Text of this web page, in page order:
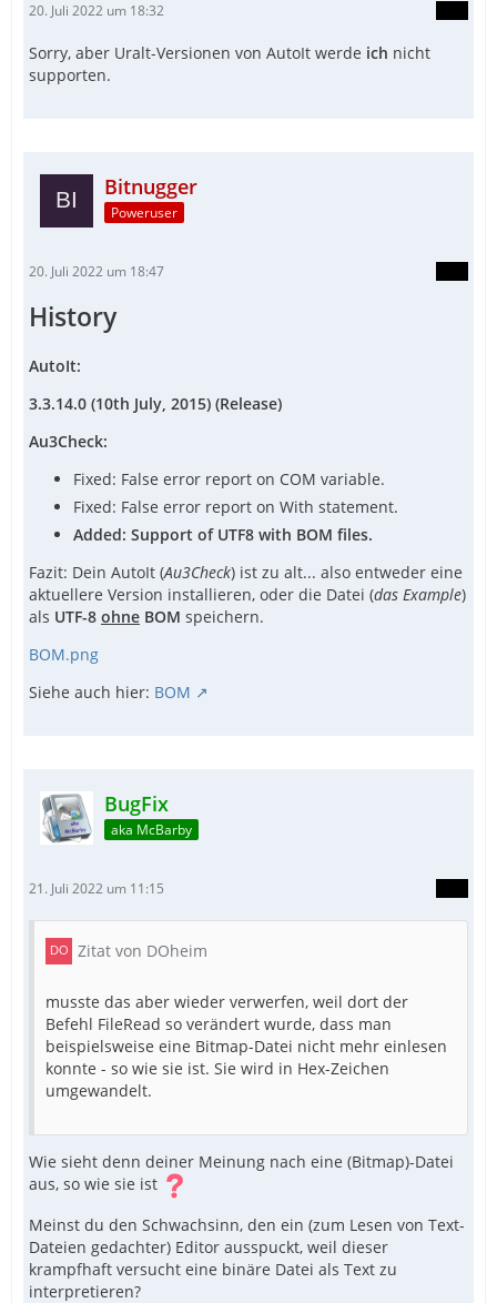
20. Juli 2022 um 18:32
Sorry, aber Uralt-Versionen von AutoIt werde ich nicht
supporten.
Bitnugger
Poweruser
20. Juli 2022 um 18:47
History
AutoIt:
3.3.14.0 (10th July, 2015) (Release)
Au3Check:
Fixed: False error report on COM variable.
Fixed: False error report on With statement.
Added: Support of UTF8 with BOM files.
Fazit: Dein AutoIt (Au3Check) ist zu alt... also entweder eine
aktuellere Version installieren, oder die Datei (das Example)
als UTF-8 ohne BOM speichern.
BOM.png
Siehe auch hier: BOM
BugFix
aka McBarby
21. Juli 2022 um 11:15
Zitat von DOheim
musste das aber wieder verwerfen, weil dort der
Befehl FileRead so verändert wurde, dass man
beispielsweise eine Bitmap-Datei nicht mehr einlesen
konnte - so wie sie ist. Sie wird in Hex-Zeichen
umgewandelt.
Wie sieht denn deiner Meinung nach eine (Bitmap)-Datei
aus, so wie sie ist
Meinst du den Schwachsinn, den ein (zum Lesen von Text-
Dateien gedachter) Editor ausspuckt, weil dieser
krampfhaft versucht eine binäre Datei als Text zu
interpretieren?